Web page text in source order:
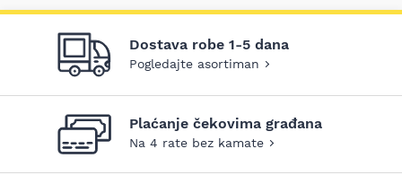
Dostava robe 1-5 dana
Pogledajte asortiman
Plaćanje čekovima građana
Na 4 rate bez kamate